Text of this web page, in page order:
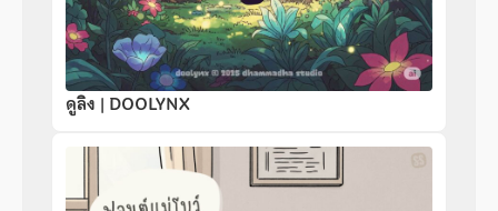
ดูลิง | DOOLYNX